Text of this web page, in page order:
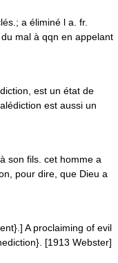
a éliminé l a. fr.
mal à qqn en appelant
est un état de
est aussi un
son fils. cet homme a
pour dire, que Dieu a
A proclaiming of evil
[1913 Webster]